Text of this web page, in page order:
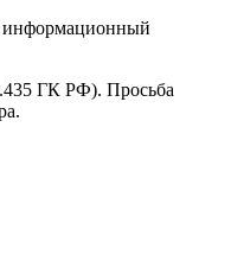
информационный
ГК РФ). Просьба